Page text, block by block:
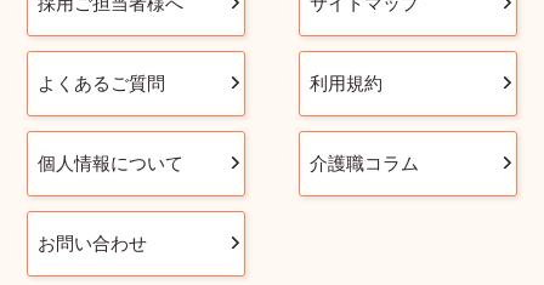
よくあるご質問 利用規約
個人情報について 介護職コラム
お問い合わせ